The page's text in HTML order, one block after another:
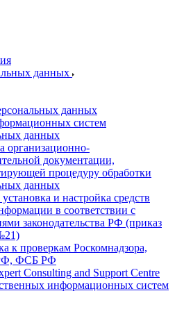
данных
данных
систем
данных
организационно-
документации,
процедуру обработки
данных
и настройка средств
в соответствии с
законодательства РФ (приказ
к проверкам Роскомнадзора,
ФСБ РФ
Consulting and Support Centre
информационных систем